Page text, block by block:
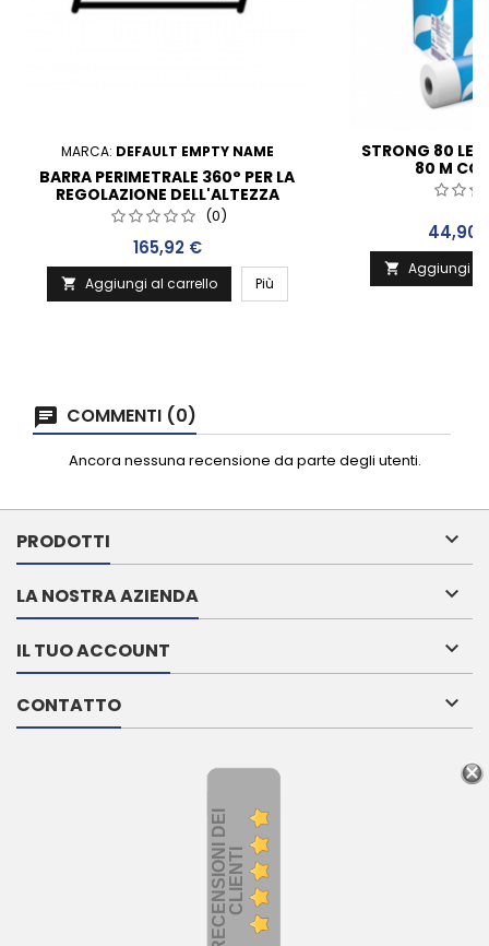
MARCA: DEFAULT EMPTY NAME
BARRA PERIMETRALE 360° PER LA
REGOLAZIONE DELL'ALTEZZA
(0)
Prezzo
165,92 €
 Aggiungi al carrello Più
STRONG 80
80 M
DA 6 PEZZI -
Prezzo
44,90
 Aggiungi al
COMMENTI (0)
Ancora nessuna recensione da parte degli utenti.
PRODOTTI 
LA NOSTRA AZIENDA 
IL TUO ACCOUNT 
CONTATTO 
R
E
C
E
N
S
I
ON
I
D
E
I
C
L
I
E
N
TI